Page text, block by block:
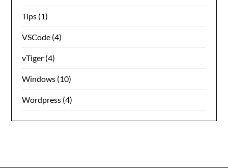
Tips (1)
VSCode (4)
vTiger (4)
Windows (10)
Wordpress (4)